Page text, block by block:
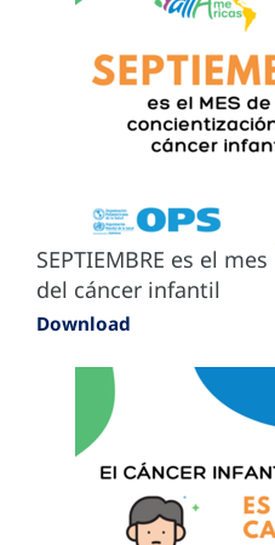
SEPTIEMBRE es el
del cáncer infantil
Download